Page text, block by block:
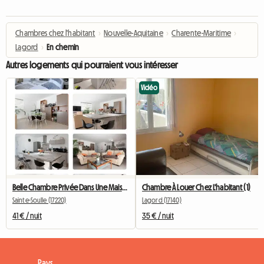
Chambres chez l'habitant › Nouvelle-Aquitaine › Charente-Maritime ›
Lagord
› En chemin
Autres logements qui pourraient vous intéresser
Belle Chambre Privée Dans Une Maison Neuve
Sainte-Soulle (17220)
41 € / nuit
Vidéo
Chambre À Louer Chez L'habitant (1)
Lagord (17140)
35 € / nuit